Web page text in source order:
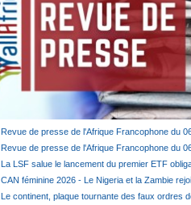
Revue de presse de l'Afrique Francophone du
Revue de presse de l'Afrique Francophone du
La LSF salue le lancement du premier ETF obligataire souverain africain (USD)
CAN féminine 2026 - Le Nigeria et la Zambie rejoignent les
Le continent, plaque tournante des faux ordres